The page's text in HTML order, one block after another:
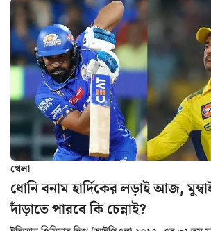
খেলা
ধোনি বনাম হার্দিকের লড়াই আজ,
দাঁড়াতে পারবে কি চেন্নাই?